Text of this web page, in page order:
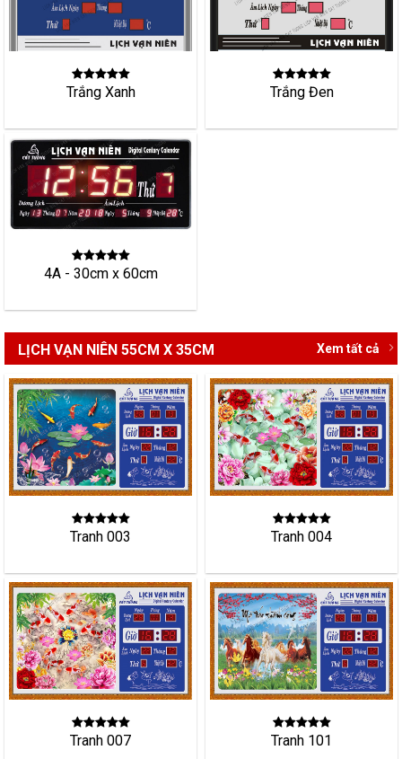
Trắng Xanh Trắng Đen
4A - 30cm x 60cm
LỊCH VẠN NIÊN 55CM X 35CM Xem tất cả
Tranh 003 Tranh 004
Tranh 007 Tranh 101